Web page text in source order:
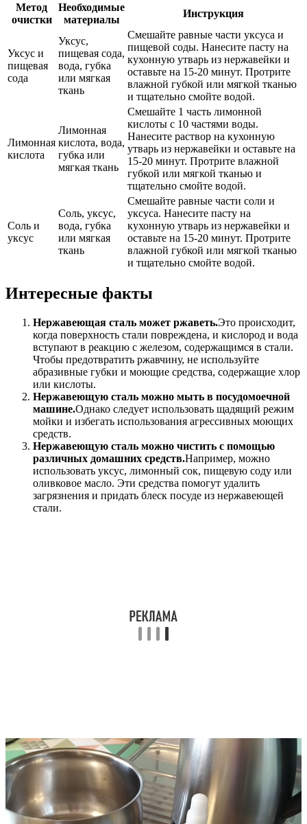
Метод
очистки
Необходимые
материалы
Инструкция
Уксус и
пищевая
сода
Уксус,
пищевая сода,
вода, губка
или мягкая
ткань
Смешайте равные части уксуса и
пищевой соды. Нанесите пасту на
кухонную утварь из нержавейки и
оставьте на 15-20 минут. Протрите
влажной губкой или мягкой тканью
и тщательно смойте водой.
Лимонная
кислота
Лимонная
кислота, вода,
губка или
мягкая ткань
Смешайте 1 часть лимонной
кислоты с 10 частями воды.
Нанесите раствор на кухонную
утварь из нержавейки и оставьте на
15-20 минут. Протрите влажной
губкой или мягкой тканью и
тщательно смойте водой.
Соль и
уксус
Соль, уксус,
вода, губка
или мягкая
ткань
Смешайте равные части соли и
уксуса. Нанесите пасту на
кухонную утварь из нержавейки и
оставьте на 15-20 минут. Протрите
влажной губкой или мягкой тканью
и тщательно смойте водой.
Интересные факты
Нержавеющая сталь может ржаветь.Это происходит,
когда поверхность стали повреждена, и кислород и вода
вступают в реакцию с железом, содержащимся в стали.
Чтобы предотвратить ржавчину, не используйте
абразивные губки и моющие средства, содержащие хлор
или кислоты.
Нержавеющую сталь можно мыть в посудомоечной
машине.Однако следует использовать щадящий режим
мойки и избегать использования агрессивных моющих
средств.
Нержавеющую сталь можно чистить с помощью
различных домашних средств.Например, можно
использовать уксус, лимонный сок, пищевую соду или
оливковое масло. Эти средства помогут удалить
загрязнения и придать блеск посуде из нержавеющей
стали.